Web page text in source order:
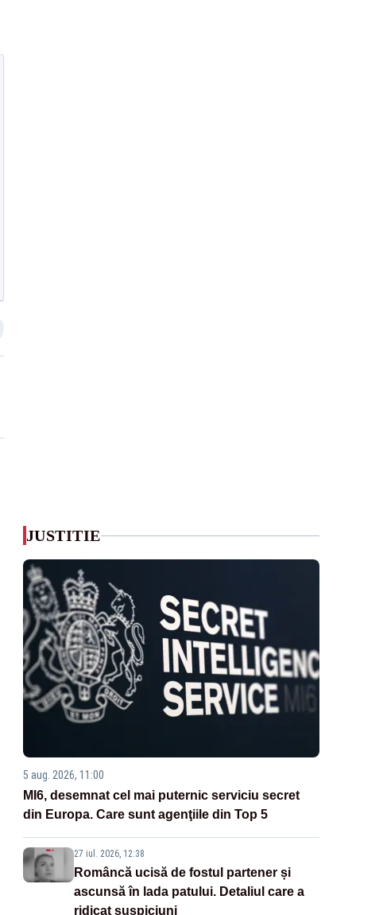
JUSTITIE
5 aug. 2026, 11:00
MI6, desemnat cel mai puternic serviciu secret
din Europa. Care sunt agenţiile din Top 5
27 iul. 2026, 12:38
Româncă ucisă de fostul partener și
ascunsă în lada patului. Detaliul care a
ridicat suspiciuni